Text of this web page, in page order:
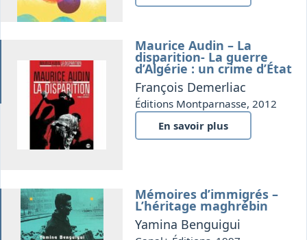
Maurice Audin – La
disparition- La guerre
d’Algérie : un crime d’État
François Demerliac
Éditions Montparnasse, 2012
En savoir plus
Mémoires d’immigrés –
L’héritage maghrébin
Yamina Benguigui